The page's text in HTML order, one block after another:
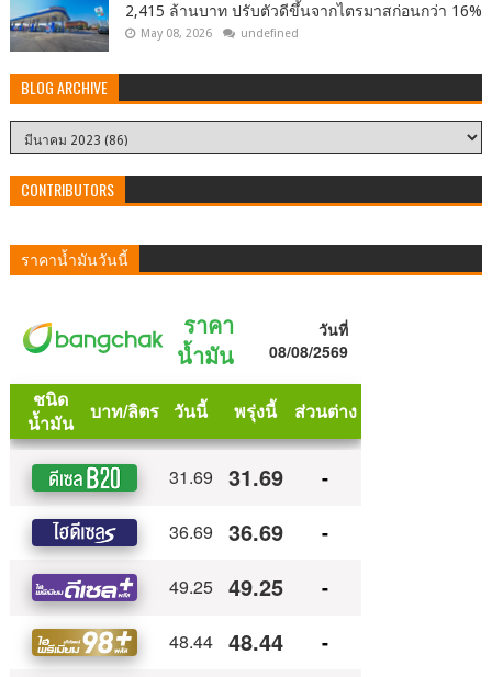
2,415 ล้านบาท ปรับตัวดีขึ้นจากไตรมาสก่อนกว่า 16%
May 08, 2026 undefined
BLOG ARCHIVE
CONTRIBUTORS
ราคาน้ำมันวันนี้